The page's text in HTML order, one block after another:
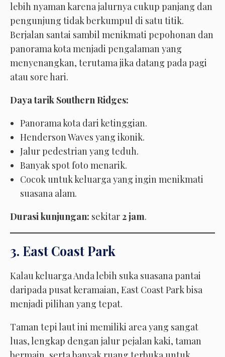
lebih nyaman karena jalurnya cukup panjang dan
pengunjung tidak berkumpul di satu titik.
Berjalan santai sambil menikmati pepohonan dan
panorama kota menjadi pengalaman yang
menyenangkan, terutama jika datang pada pagi
atau sore hari.
Daya tarik Southern Ridges:
Panorama kota dari ketinggian.
Henderson Waves yang ikonik.
Jalur pedestrian yang teduh.
Banyak spot foto menarik.
Cocok untuk keluarga yang ingin menikmati
suasana alam.
Durasi kunjungan: sekitar2 jam.
3. East Coast Park
Kalau keluarga Anda lebih suka suasana pantai
daripada pusat keramaian, East Coast Park bisa
menjadi pilihan yang tepat.
Taman tepi laut ini memiliki area yang sangat
luas, lengkap dengan jalur pejalan kaki, taman